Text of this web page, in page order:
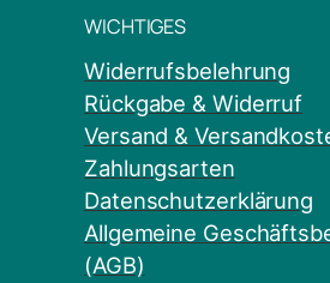
WICHTIGES
Widerrufsbelehrung
Rückgabe & Widerruf
Versand &
Zahlungsarten
Datenschutzerklärung
Allgemeine
(AGB)